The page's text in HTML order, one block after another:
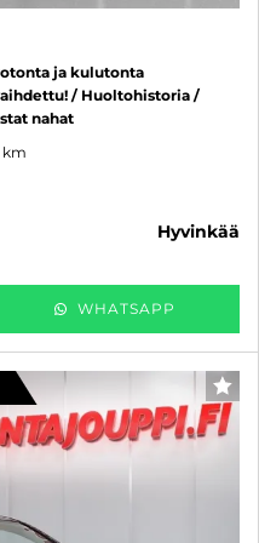
ja kulutonta
/ Huoltohistoria /
nahat
km
hyvinkää
WHATSAPP